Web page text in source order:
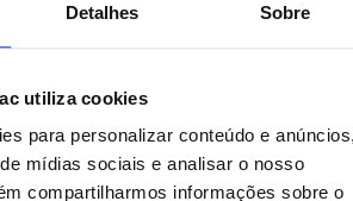
Detalhes Sobre
utiliza cookies
para personalizar conteúdo e
mídias sociais e analisar o nosso
compartilharmos informações sobre o
PRÓXIMA
Mini Master Chefinho 2021!